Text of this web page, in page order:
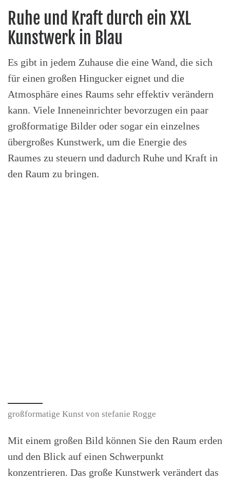
Ruhe und Kraft durch ein XXL
Kunstwerk in Blau
Es gibt in jedem Zuhause die eine Wand, die sich
für einen großen Hingucker eignet und die
Atmosphäre eines Raums sehr effektiv verändern
kann. Viele Inneneinrichter bevorzugen ein paar
großformatige Bilder oder sogar ein einzelnes
übergroßes Kunstwerk, um die Energie des
Raumes zu steuern und dadurch Ruhe und Kraft in
den Raum zu bringen.
großformatige Kunst von stefanie Rogge
Mit einem großen Bild können Sie den Raum erden
und den Blick auf einen Schwerpunkt
konzentrieren. Das große Kunstwerk verändert das